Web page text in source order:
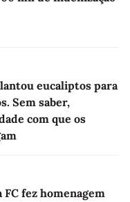
eucaliptos para
Sem saber,
com que os
fez homenagem